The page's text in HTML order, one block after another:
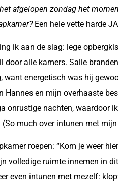
afgelopen zondag het
Een hele vette harde
ik aan de slag: lege
door alle kamers. Salie
want energetisch was hij
Hannes en mijn overhaaste
onrustige nachten, waardoor
much over intunen met mijn
roepen: “Kom je weer
volledige ruimte innemen in
even intunen met mezelf: